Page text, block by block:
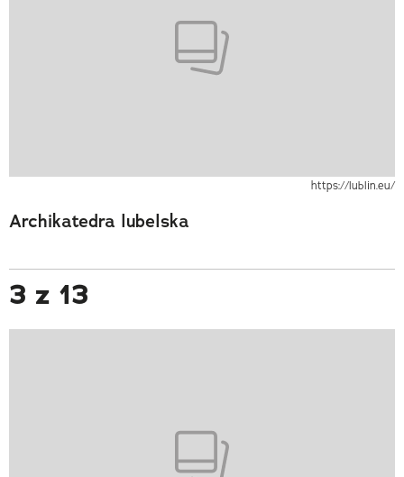
https://lublin.eu/
Archikatedra lubelska
3 z 13